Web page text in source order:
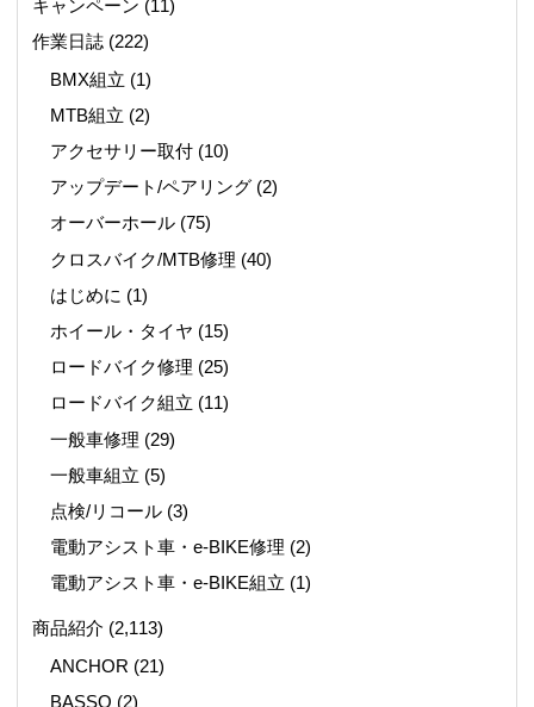
キャンペーン (11)
作業日誌(222)
BMX組立 (1)
MTB組立 (2)
アクセサリー取付 (10)
アップデート/ペアリング (2)
オーバーホール (75)
クロスバイク/MTB修理 (40)
はじめに (1)
ホイール・タイヤ (15)
ロードバイク修理 (25)
ロードバイク組立 (11)
一般車修理 (29)
一般車組立 (5)
点検/リコール (3)
電動アシスト車・e-BIKE修理 (2)
電動アシスト車・e-BIKE組立 (1)
商品紹介 (2,113)
ANCHOR (21)
BASSO (2)